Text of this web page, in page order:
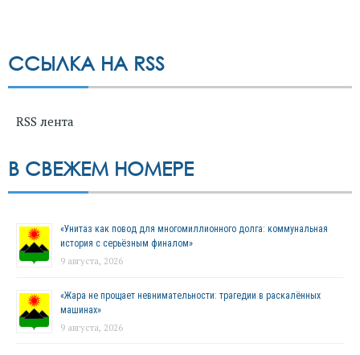
ССЫЛКА НА RSS
RSS лента
В СВЕЖЕМ НОМЕРЕ
«Унитаз как повод для многомиллионного долга: коммунальная
история с серьёзным финалом»
9 августа, 2026
«Жара не прощает невнимательности: трагедии в раскалённых
машинах»
9 августа, 2026